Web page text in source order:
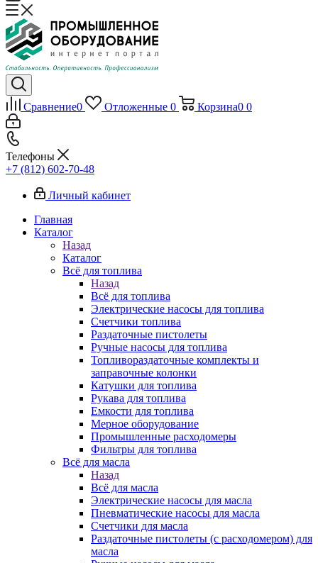
Сравнение0 Отложенные 0 Корзина0 0
Телефоны
+7 (812) 602-70-48
Личный кабинет
Главная
Каталог
Назад
Каталог
Всё для топлива
Назад
Всё для топлива
Электрические насосы для топлива
Счетчики топлива
Раздаточные пистолеты
Ручные насосы для топлива
Топливораздаточные комплекты и
заправочные колонки
Катушки для топлива
Рукава для топлива
Емкости для топлива
Мерное оборудование
Промышленные расходомеры
Фильтры для топлива
Всё для масла
Назад
Всё для масла
Электрические насосы для масла
Пневматические насосы для масла
Счетчики для масла
Раздаточные пистолеты (с расходомером) для
масла